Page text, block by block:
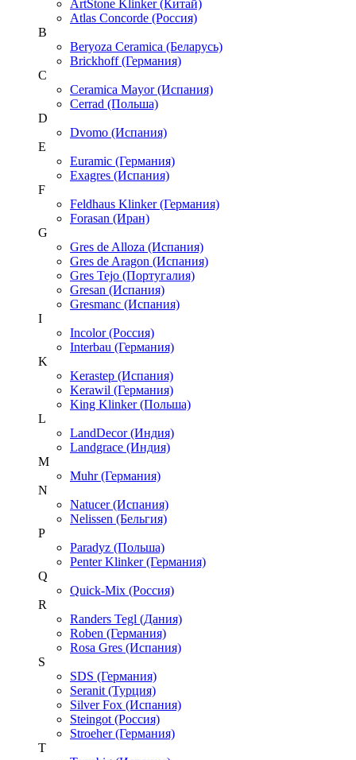
ArtStone Klinker (Китай)
Atlas Concorde (Россия)
B
Beryoza Ceramica (Беларусь)
Brickhoff (Германия)
C
Ceramica Mayor (Испания)
Cerrad (Польша)
D
Dvomo (Испания)
E
Euramic (Германия)
Exagres (Испания)
F
Feldhaus Klinker (Германия)
Forasan (Иран)
G
Gres de Alloza (Испания)
Gres de Aragon (Испания)
Gres Tejo (Португалия)
Gresan (Испания)
Gresmanc (Испания)
I
Incolor (Россия)
Interbau (Германия)
K
Kerastep (Испания)
Kerawil (Германия)
King Klinker (Польша)
L
LandDecor (Индия)
Landgrace (Индия)
M
Muhr (Германия)
N
Natucer (Испания)
Nelissen (Бельгия)
P
Paradyz (Польша)
Penter Klinker (Германия)
Q
Quick-Mix (Россия)
R
Randers Tegl (Дания)
Roben (Германия)
Rosa Gres (Испания)
S
SDS (Германия)
Seranit (Турция)
Silver Fox (Испания)
Steingot (Россия)
Stroeher (Германия)
T